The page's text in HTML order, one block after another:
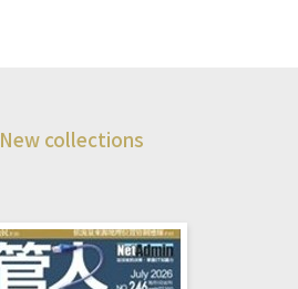
New collections